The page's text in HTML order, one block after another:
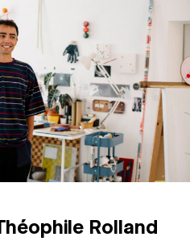
ARTISTIQUE ↓
Rolland